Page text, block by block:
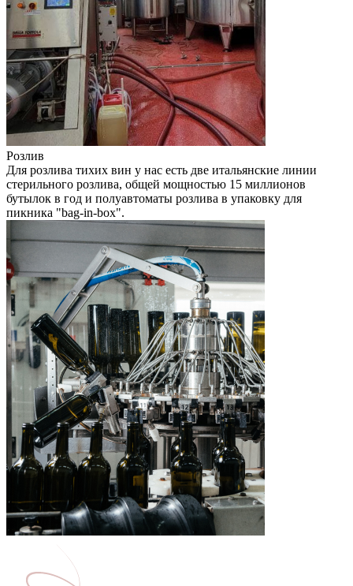
Розлив
Для розлива тихих вин у нас есть две итальянские линии
стерильного розлива, общей мощностью 15 миллионов
бутылок в год и полуавтоматы розлива в упаковку для
пикника "bag-in-box".